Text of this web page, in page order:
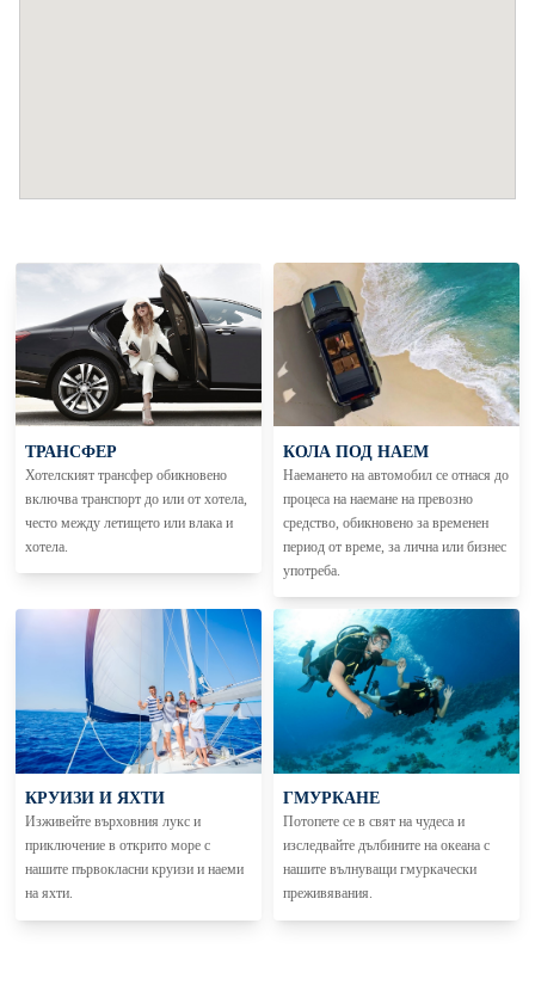
ТРАНСФЕР
Хотелският трансфер обикновено
включва транспорт до или от хотела,
често между летището или влака и
хотела.
КОЛА ПОД НАЕМ
Наемането на автомобил се отнася до
процеса на наемане на превозно
средство, обикновено за временен
период от време, за лична или бизнес
употреба.
КРУИЗИ И ЯХТИ
Изживейте върховния лукс и
приключение в открито море с
нашите първокласни круизи и наеми
на яхти.
ГМУРКАНЕ
Потопете се в свят на чудеса и
изследвайте дълбините на океана с
нашите вълнуващи гмуркачески
преживявания.